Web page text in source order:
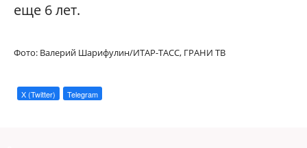
еще 6 лет.
Фото: Валерий Шарифулин/ИТАР-ТАСС, ГРАНИ ТВ
X (Twitter) Telegram